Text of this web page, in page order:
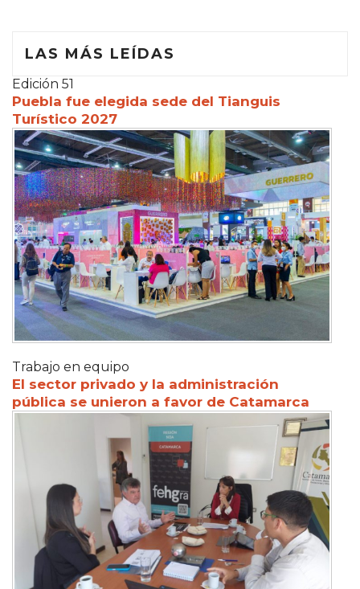
LAS MÁS LEÍDAS
Edición 51
Puebla fue elegida sede del Tianguis
Turístico 2027
Trabajo en equipo
El sector privado y la administración
pública se unieron a favor de Catamarca